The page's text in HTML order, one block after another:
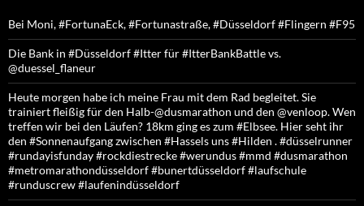
Bei Moni, #FortunaEck, #Fortunastraße, #Düsseldorf #Flingern #F95
Die Bank in #Düsseldorf #Itter für #ItterBankBattle vs.
@duessel_flaneur
Heute morgen habe ich meine Frau mit dem Rad begleitet. Sie
trainiert fleißig für den Halb-@dusmarathon und den @venloop. Wen
treffen wir bei den Läufen? 18km ging es zum #Elbsee. Hier seht ihr
den #Sonnenaufgang zwischen #Hassels uns #Hilden . #düsselrunner
#rundayisfunday #rockdiestrecke #werundus #mmd #dusmarathon
#metromarathondüsseldorf #bunertdüsseldorf #laufschule
#runduscrew #laufenindüsseldorf